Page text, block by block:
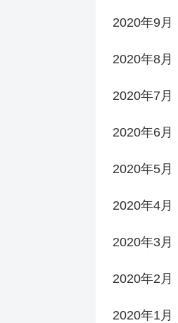
2020年9月
2020年8月
2020年7月
2020年6月
2020年5月
2020年4月
2020年3月
2020年2月
2020年1月